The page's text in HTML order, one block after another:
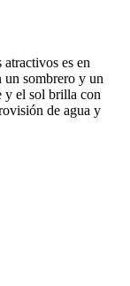
es en
sombrero y un
y el sol brilla con
de agua y